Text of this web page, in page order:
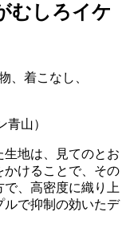
むしろイケ
山）
生地は、見てのとお
かけることで、その
、高密度に織り上
ルで抑制の効いたデ